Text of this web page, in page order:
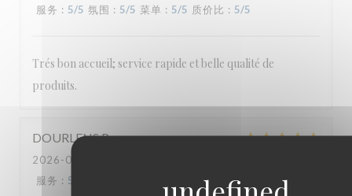
服务 : 5/5 氛围 : 5/5 菜单 : 5/5 质价比 : 5/5
Trés bon accueil; service rapide et belle qualité de
produits.
DOURLENSP
2026-07-22
服务 : 5 质价比 : 5